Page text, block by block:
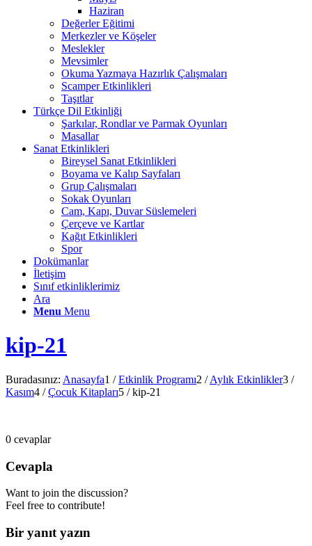
Haziran
Değerler Eğitimi
Merkezler ve Köşeler
Meslekler
Mevsimler
Okuma Yazmaya Hazırlık Çalışmaları
Scamper Etkinlikleri
Taşıtlar
Türkçe Dil Etkinliği
Şarkılar, Rondlar ve Parmak Oyunları
Masallar
Sanat Etkinlikleri
Bireysel Sanat Etkinlikleri
Boyama ve Kalıp Sayfaları
Grup Çalışmaları
Sokak Oyunları
Cam, Kapı, Duvar Süslemeleri
Çerçeve ve Kartlar
Kağıt Etkinlikleri
Spor
Dokümanlar
İletişim
Sınıf etkinliklerimiz
Ara
Menu Menu
kip-21
Buradasınız: Anasayfa1 / Etkinlik Programı2 / Aylık Etkinlikler3 /
Kasım4 / Çocuk Kitapları5 / kip-21
0 cevaplar
Cevapla
Want to join the discussion?
Feel free to contribute!
Bir yanıt yazın